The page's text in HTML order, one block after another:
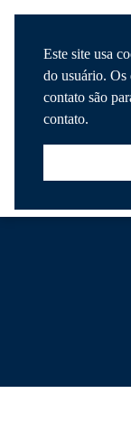
Este site usa
do usuário. Os
contato são
contato.